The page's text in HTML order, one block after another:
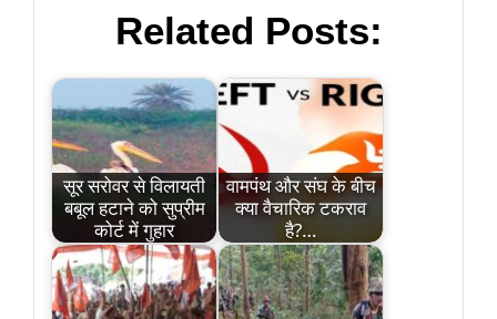
Related Posts:
सूर सरोवर से विलायती
बबूल हटाने को सुप्रीम
कोर्ट में गुहार
वामपंथ और संघ के बीच
क्या वैचारिक टकराव
है?…